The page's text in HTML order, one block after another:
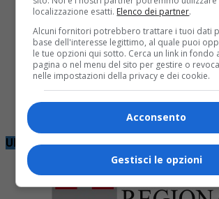
Biella4 mesi fa
Aggressione in centro a
E’ successo ieri sera in Piazza
Ultime notizie
localizzazione esatti. Elenco dei partner.
Alcuni fornitori potrebbero trattare i tuoi dati
base dell'interesse legittimo, al quale puoi
le tue opzioni qui sotto. Cerca un link in fondo
pagina o nel menu del sito per gestire o
nelle impostazioni della privacy e dei cookie.
Acconsento
Gestisci le opzioni